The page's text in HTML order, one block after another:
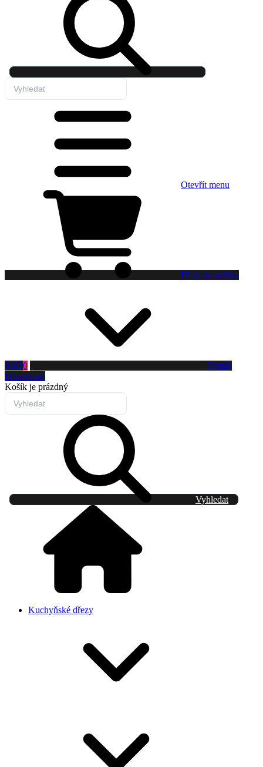
Otevřít menu
Přejít do košíku
0 Kč0
Toggle
Dropdown
Košík je prázdný
Vyhledat
Kuchyňské dřezy